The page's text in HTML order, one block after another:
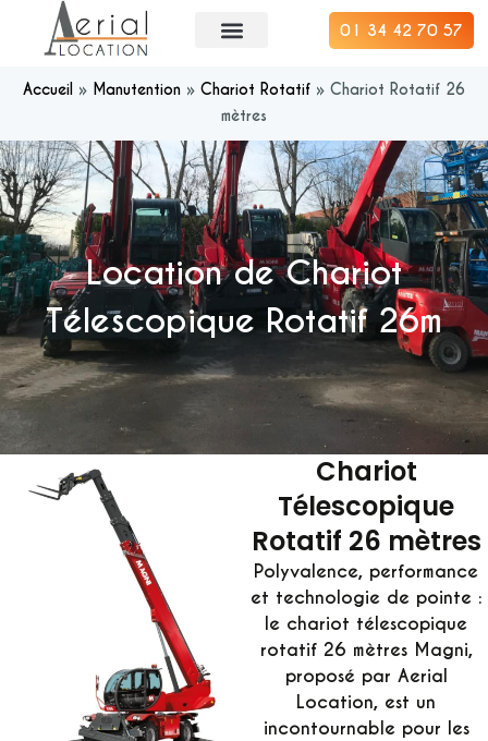
01 34 42 70 57
Accueil » Manutention » Chariot Rotatif » Chariot Rotatif 26
mètres
Location de Chariot
Télescopique Rotatif 26m
Chariot
Télescopique
Rotatif 26 mètres
Polyvalence, performance
et technologie de pointe :
le chariot télescopique
rotatif 26 mètres Magni,
proposé par Aerial
Location, est un
incontournable pour les